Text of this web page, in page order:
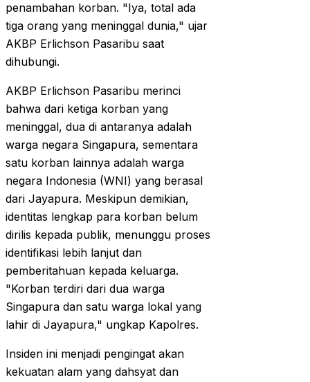
penambahan korban. "Iya, total ada
tiga orang yang meninggal dunia," ujar
AKBP Erlichson Pasaribu saat
dihubungi.
AKBP Erlichson Pasaribu merinci
bahwa dari ketiga korban yang
meninggal, dua di antaranya adalah
warga negara Singapura, sementara
satu korban lainnya adalah warga
negara Indonesia (WNI) yang berasal
dari Jayapura. Meskipun demikian,
identitas lengkap para korban belum
dirilis kepada publik, menunggu proses
identifikasi lebih lanjut dan
pemberitahuan kepada keluarga.
"Korban terdiri dari dua warga
Singapura dan satu warga lokal yang
lahir di Jayapura," ungkap Kapolres.
Insiden ini menjadi pengingat akan
kekuatan alam yang dahsyat dan